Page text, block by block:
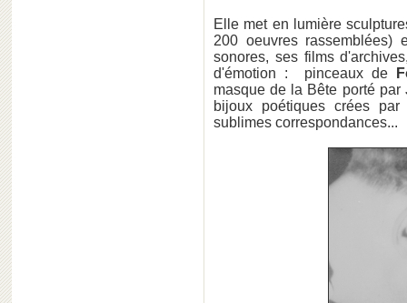
Elle met en lumière
200 oeuvres rassemblées)
sonores, ses films
d'émotion : pinceaux de
masque de la Bête porté par
bijoux poétiques crées
sublimes correspondances...